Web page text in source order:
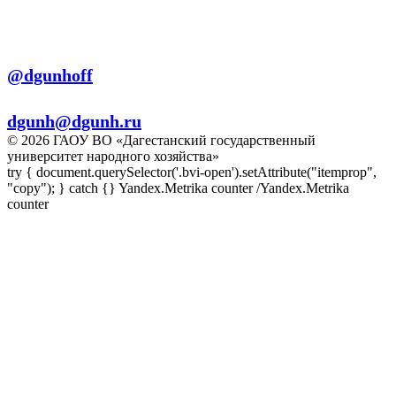
@dgunhoff
dgunh@dgunh.ru
© 2026 ГАОУ ВО «Дагестанский государственный
университет народного хозяйства»
try { document.querySelector('.bvi-open').setAttribute("itemprop",
"copy"); } catch {} Yandex.Metrika counter/Yandex.Metrika
counter